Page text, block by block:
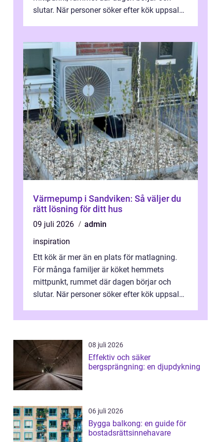
slutar. När personer söker efter kök uppsala
Värmepump i Sandviken: Så väljer du
rätt lösning för ditt hus
09 juli 2026
admin
inspiration
Ett kök är mer än en plats för matlagning.
För många familjer är köket hemmets
mittpunkt, rummet där dagen börjar och
slutar. När personer söker efter kök uppsala
08 juli 2026
Effektiv och säker
bergsprängning: en djupdykning
06 juli 2026
Bygga balkong: en guide för
bostadsrättsinnehavare